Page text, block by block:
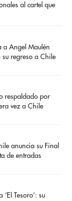
al cartel que
a Angel Maulén
regreso a Chile
respaldado por
vez a Chile
anuncia su Final
de entradas
Tesoro’: su